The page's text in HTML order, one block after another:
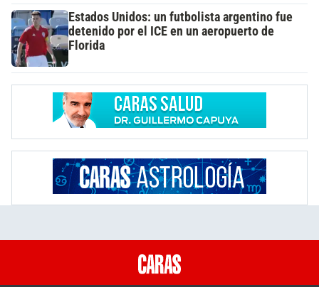
Estados Unidos: un futbolista argentino fue
detenido por el ICE en un aeropuerto de
Florida